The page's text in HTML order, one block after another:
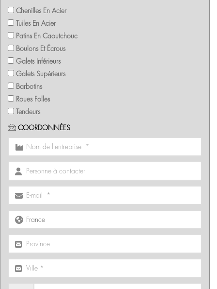
Chenilles En Acier
Tuiles En Acier
Patins En Caoutchouc
Boulons Et Écrous
Galets Inférieurs
Galets Supérieurs
Barbotins
Roues Folles
Tendeurs
COORDONNÉES